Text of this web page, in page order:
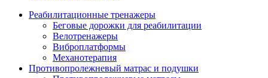
Реабилитационные тренажеры
Беговые дорожки для реабилитации
Велотренажеры
Виброплатформы
Механотерапия
Противопролежневый матрас и подушки